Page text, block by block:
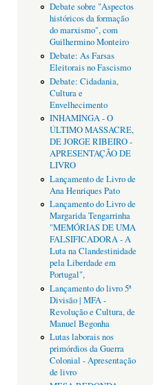
Debate sobre "Aspectos
históricos da formação
do marxismo", com
Guilhermino Monteiro
Debate: As Farsas
Eleitorais no Fascismo
Debate: Cidadania,
Cultura e
Envelhecimento
INHAMINGA - O
ÚLTIMO MASSACRE,
DE JORGE RIBEIRO -
APRESENTAÇÃO DE
LIVRO
Lançamento de Livro de
Ana Henriques Pato
Lançamento do Livro de
Margarida Tengarrinha
"MEMÓRIAS DE UMA
FALSIFICADORA - A
Luta na Clandestinidade
pela Liberdade em
Portugal",
Lançamento do livro 5ª
Divisão | MFA -
Revolução e Cultura, de
Manuel Begonha
Lutas laborais nos
primórdios da Guerra
Colonial - Apresentação
de livro